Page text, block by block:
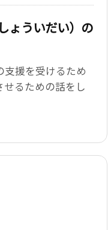
ょういだい）の
支援を受けるため
せるための話をし